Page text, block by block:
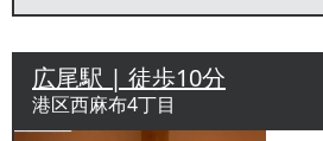
広尾駅 | 徒歩10分
港区西麻布4丁目